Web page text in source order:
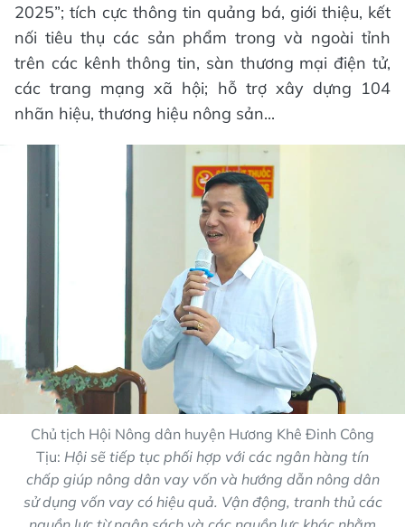
2025”; tích cực thông tin quảng bá, giới thiệu, kết
nối tiêu thụ các sản phẩm trong và ngoài tỉnh
trên các kênh thông tin, sàn thương mại điện tử,
các trang mạng xã hội; hỗ trợ xây dựng 104
nhãn hiệu, thương hiệu nông sản...
Chủ tịch Hội Nông dân huyện Hương Khê Đinh Công
Tịu: Hội sẽ tiếp tục phối hợp với các ngân hàng tín
chấp giúp nông dân vay vốn và hướng dẫn nông dân
sử dụng vốn vay có hiệu quả. Vận động, tranh thủ các